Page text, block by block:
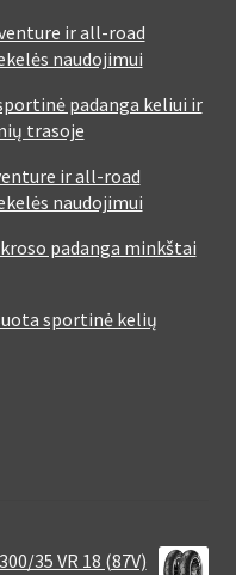
ir all-road
naudojimui
padanga keliui ir
trasoje
ir all-road
naudojimui
padanga minkštai
sportinė kelių
35 VR 18 (87V)